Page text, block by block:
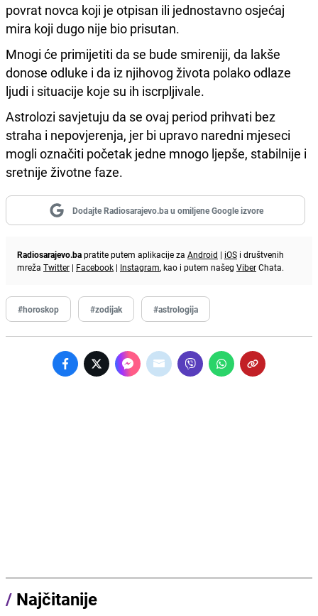
povrat novca koji je otpisan ili jednostavno osjećaj
mira koji dugo nije bio prisutan.
Mnogi će primijetiti da se bude smireniji, da lakše
donose odluke i da iz njihovog života polako odlaze
ljudi i situacije koje su ih iscrpljivale.
Astrolozi savjetuju da se ovaj period prihvati bez
straha i nepovjerenja, jer bi upravo naredni mjeseci
mogli označiti početak jedne mnogo ljepše, stabilnije i
sretnije životne faze.
Dodajte Radiosarajevo.ba u omiljene Google izvore
Radiosarajevo.bapratite putem aplikacije za Android | iOS i društvenih
mreža Twitter | Facebook | Instagram, kao i putem našeg ViberChata.
#horoskop #zodijak #astrologija
/ Najčitanije